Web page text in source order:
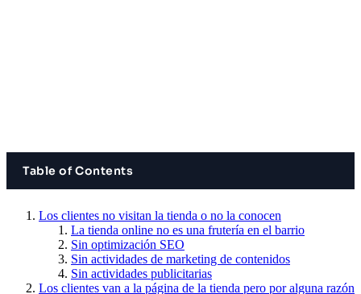
Table of Contents
Los clientes no visitan la tienda o no la conocen
La tienda online no es una frutería en el barrio
Sin optimización SEO
Sin actividades de marketing de contenidos
Sin actividades publicitarias
Los clientes van a la página de la tienda pero por alguna razón